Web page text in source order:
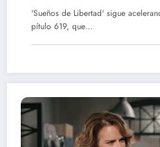
'Sueños de Libertad' sigue
pítulo 619, que…